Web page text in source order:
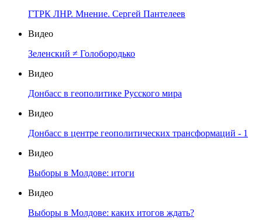
ГТРК ЛНР. Мнение. Сергей Пантелеев
Видео
Зеленский ≠ Голобородько
Видео
Донбасс в геополитике Русского мира
Видео
Донбасс в центре геополитических трансформаций - 1
Видео
Выборы в Молдове: итоги
Видео
Выборы в Молдове: каких итогов ждать?